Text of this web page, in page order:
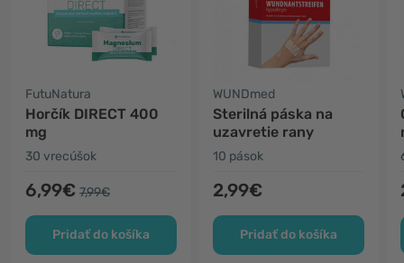
FutuNatura
Horčík DIRECT 400
mg
30 vrecúšok
6,99€ 7,99€
Pridať do košíka
WUNDmed
Sterilná páska na
uzavretie rany
10 pások
2,99€
Pridať do košíka